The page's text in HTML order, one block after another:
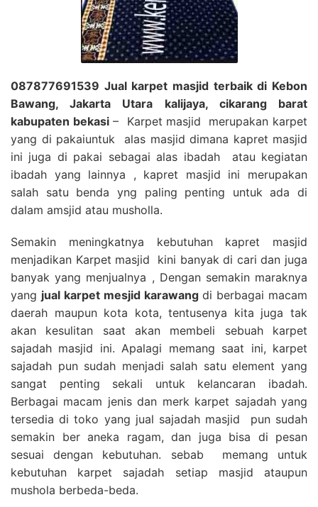
087877691539 Jual karpet masjid terbaik di Kebon
Bawang, Jakarta Utara kalijaya, cikarang barat
kabupaten bekasi– Karpet masjid merupakan karpet
yang di pakaiuntuk alas masjid dimana kapret masjid
ini juga di pakai sebagai alas ibadah atau kegiatan
ibadah yang lainnya , kapret masjid ini merupakan
salah satu benda yng paling penting untuk ada di
dalam amsjid atau musholla.
Semakin meningkatnya kebutuhan kapret masjid
menjadikan Karpet masjid kini banyak di cari dan juga
banyak yang menjualnya , Dengan semakin maraknya
yang jual karpet mesjid karawang di berbagai macam
daerah maupun kota kota, tentusenya kita juga tak
akan kesulitan saat akan membeli sebuah karpet
sajadah masjid ini. Apalagi memang saat ini, karpet
sajadah pun sudah menjadi salah satu element yang
sangat penting sekali untuk kelancaran ibadah.
Berbagai macam jenis dan merk karpet sajadah yang
tersedia di toko yang jual sajadah masjid pun sudah
semakin ber aneka ragam, dan juga bisa di pesan
sesuai dengan kebutuhan. sebab memang untuk
kebutuhan karpet sajadah setiap masjid ataupun
mushola berbeda-beda.